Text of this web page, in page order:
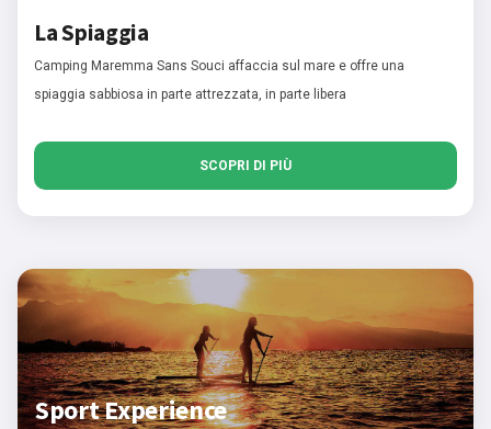
La Spiaggia
Camping Maremma Sans Souci affaccia sul mare e offre una
spiaggia sabbiosa in parte attrezzata, in parte libera
SCOPRI DI PIÙ
Sport Experience